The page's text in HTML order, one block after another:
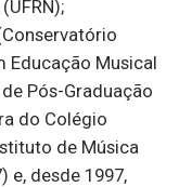
Educação Musical
Pós-Graduação
do Colégio
de Música
e, desde 1997,